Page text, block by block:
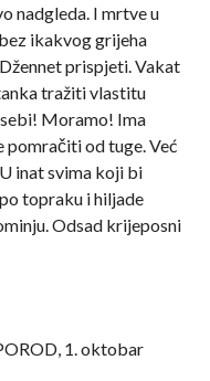
nadgleda. I mrtve u
ikakvog grijeha
prispjeti. Vakat
tražiti vlastitu
Moramo! Ima
pomračiti od tuge. Već
inat svima koji bi
topraku i hiljade
Odsad krijeposni
1. oktobar